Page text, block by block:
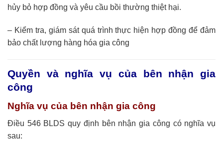
hủy bỏ hợp đồng và yêu cầu bồi thường thiệt hại.
– Kiểm tra, giám sát quá trình thực hiện hợp đồng để đảm
bảo chất lượng hàng hóa gia công
Quyền và nghĩa vụ của bên nhận gia
công
Nghĩa vụ của bên nhận gia công
Điều 546 BLDS quy định bên nhận gia công có nghĩa vụ
sau: